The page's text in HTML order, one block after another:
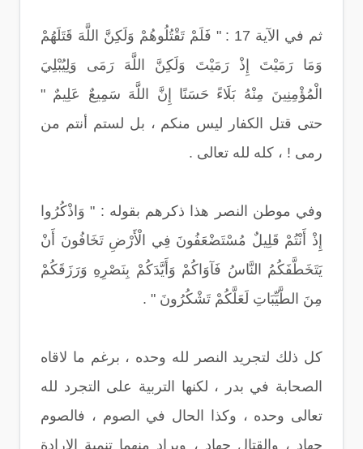
ثم في الآية 17 : " فَلَمْ تَقْتُلُوهُمْ وَلَكِنَّ اللَّهَ قَتَلَهُمْ
وَمَا رَمَيْتَ إِذْ رَمَيْتَ وَلَكِنَّ اللَّهَ رَمَى وَلِيُبْلِيَ
الْمُؤْمِنِينَ مِنْهُ بَلَاءً حَسَنًا إِنَّ اللَّهَ سَمِيعٌ عَلِيمٌ "
حتى قتل الكفار ليس منكم ، بل لستم أنتم من
رمى ! ، كله لله تعالى .
وفي موطن النصر هذا ذكرهم بقوله : " وَاذْكُرُوا
إِذْ أَنْتُمْ قَلِيلٌ مُسْتَضْعَفُونَ فِي الْأَرْضِ تَخَافُونَ أَنْ
يَتَخَطَّفَكُمُ النَّاسُ فَآوَاكُمْ وَأَيَّدَكُمْ بِنَصْرِهِ وَرَزَقَكُمْ
مِنَ الطَّيِّبَاتِ لَعَلَّكُمْ تَشْكُرُونَ " .
كل ذلك لتجريد النصر لله وحده ، برغم ما لاقاه
الصحابة في بدر ، لكنها التربية على التجرد لله
تعالى وحده ، وكذا الحال في الصوم ، فالصوم
جهاد ، والقتال جهاد ، ويراد منهما تنمية الإرادة